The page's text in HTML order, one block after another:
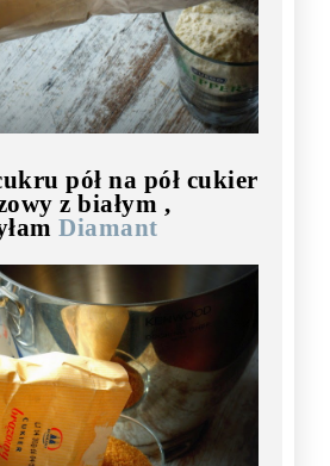
pół na pół cukier
z białym ,
Diamant